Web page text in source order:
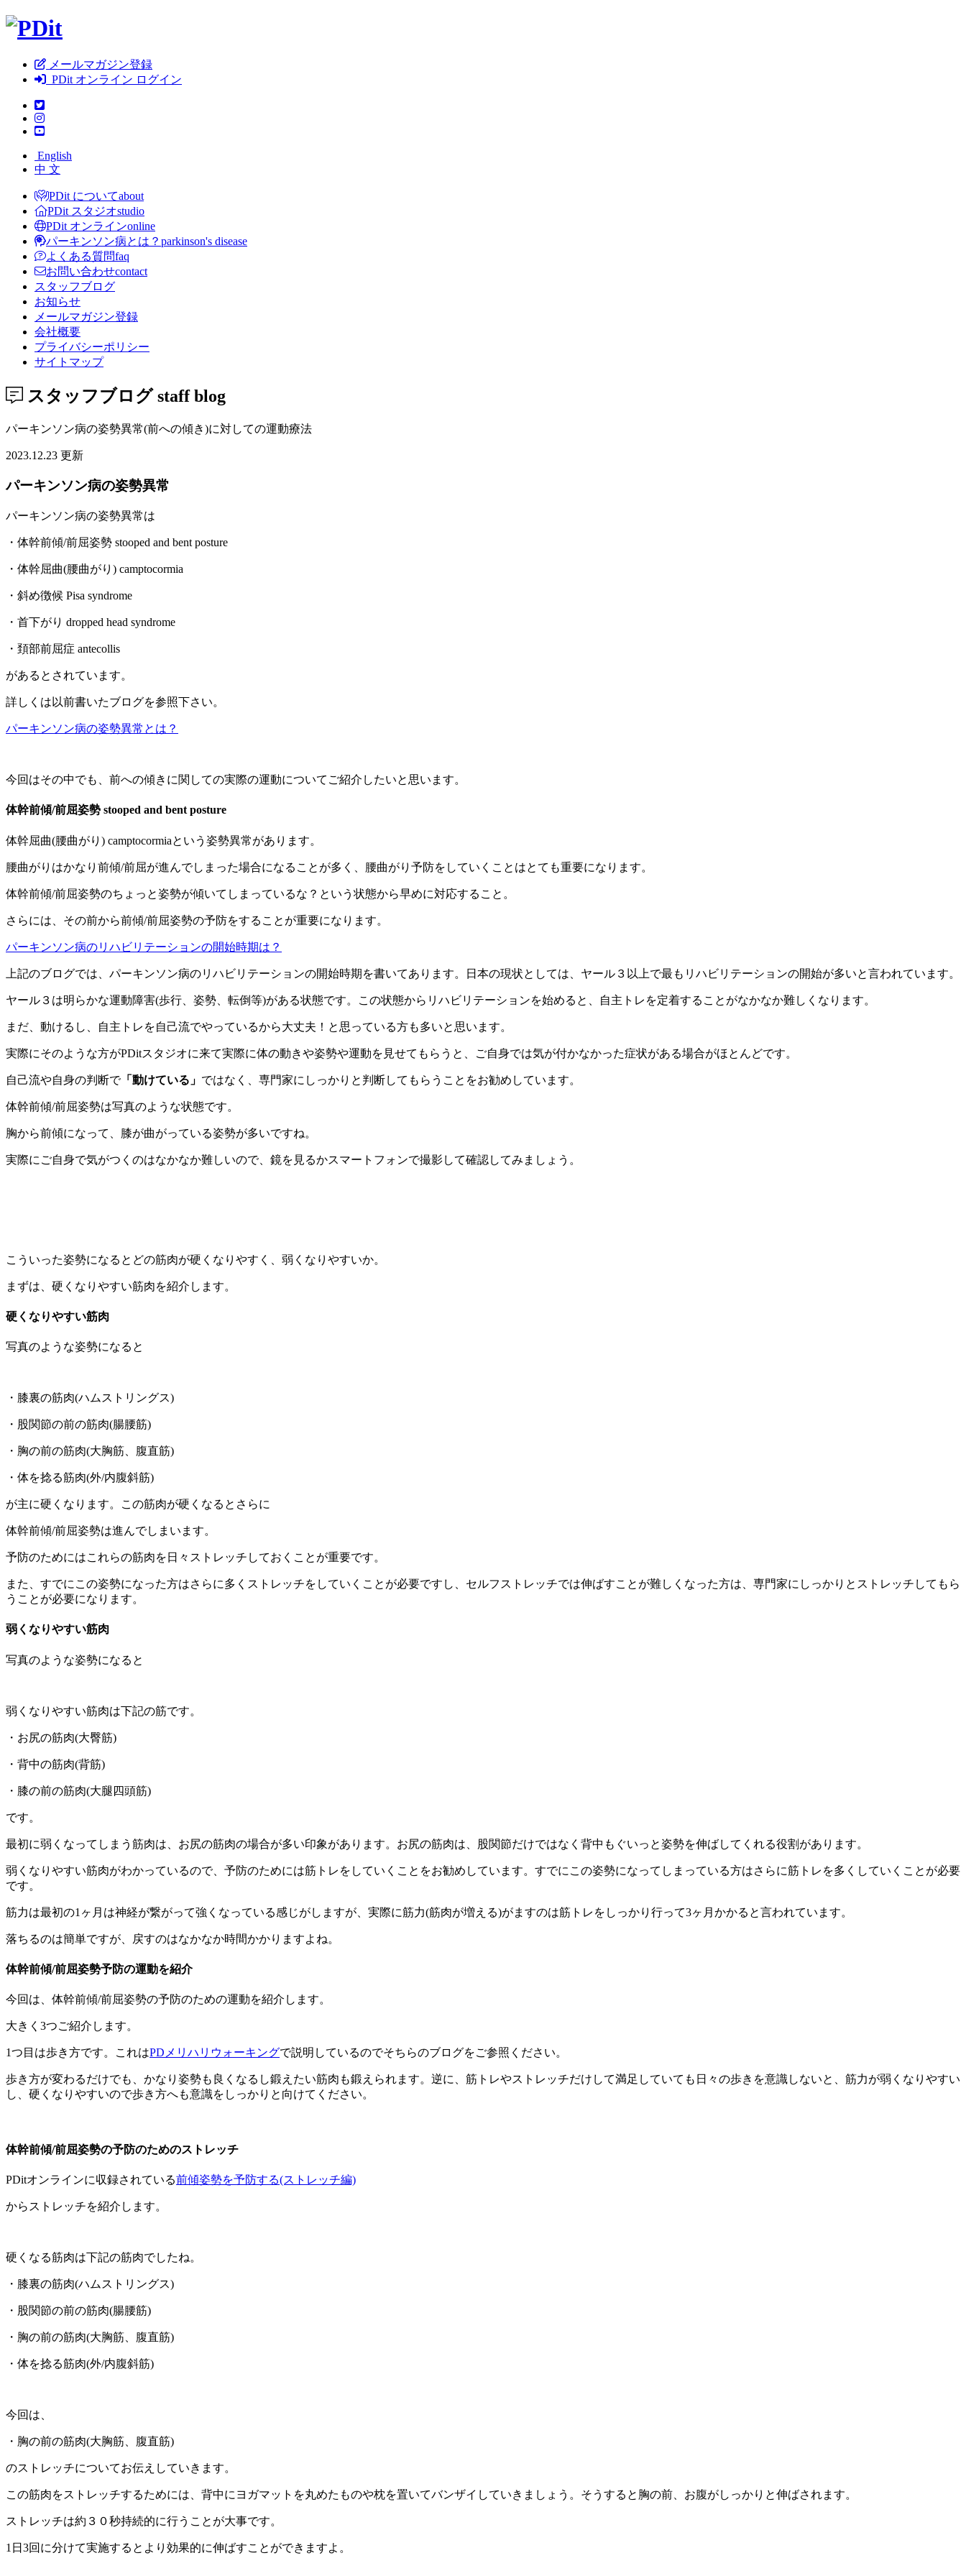
メールマガジン登録
PDit オンライン ログイン
English
中 文
PDit についてabout
PDit スタジオstudio
PDit オンラインonline
パーキンソン病とは？ parkinson's disease
よくある質問faq
お問い合わせcontact
スタッフブログ
お知らせ
メールマガジン登録
会社概要
プライバシーポリシー
サイトマップ
スタッフブログ staff blog
パーキンソン病の姿勢異常(前への傾き)に対しての運動療法
2023.12.23 更新
パーキンソン病の姿勢異常
パーキンソン病の姿勢異常は
・体幹前傾/前屈姿勢 stooped and bent posture
・体幹屈曲(腰曲がり) camptocormia
・斜め徴候 Pisa syndrome
・首下がり dropped head syndrome
・頚部前屈症 antecollis
があるとされています。
詳しくは以前書いたブログを参照下さい。
パーキンソン病の姿勢異常とは？
今回はその中でも、前への傾きに関しての実際の運動についてご紹介したいと思います。
体幹前傾/前屈姿勢 stooped and bent posture
体幹屈曲(腰曲がり) camptocormiaという姿勢異常があります。
腰曲がりはかなり前傾/前屈が進んでしまった場合になることが多く、腰曲がり予防をしていくことはとても重要になります。
体幹前傾/前屈姿勢のちょっと姿勢が傾いてしまっているな？という状態から早めに対応すること。
さらには、その前から前傾/前屈姿勢の予防をすることが重要になります。
パーキンソン病のリハビリテーションの開始時期は？
上記のブログでは、パーキンソン病のリハビリテーションの開始時期を書いてあります。日本の現状としては、ヤール３以上で最もリハビリテーションの開始が多いと言われています。
ヤール３は明らかな運動障害(歩行、姿勢、転倒等)がある状態です。この状態からリハビリテーションを始めると、自主トレを定着することがなかなか難しくなります。
まだ、動けるし、自主トレを自己流でやっているから大丈夫！と思っている方も多いと思います。
実際にそのような方がPDitスタジオに来て実際に体の動きや姿勢や運動を見せてもらうと、ご自身では気が付かなかった症状がある場合がほとんどです。
自己流や自身の判断で「動けている」 ではなく、専門家にしっかりと判断してもらうことをお勧めしています。
体幹前傾/前屈姿勢は写真のような状態です。
胸から前傾になって、膝が曲がっている姿勢が多いですね。
実際にご自身で気がつくのはなかなか難しいので、鏡を見るかスマートフォンで撮影して確認してみましょう。
こういった姿勢になるとどの筋肉が硬くなりやすく、弱くなりやすいか。
まずは、硬くなりやすい筋肉を紹介します。
硬くなりやすい筋肉
写真のような姿勢になると
・膝裏の筋肉(ハムストリングス)
・股関節の前の筋肉(腸腰筋)
・胸の前の筋肉(大胸筋、腹直筋)
・体を捻る筋肉(外/内腹斜筋)
が主に硬くなります。この筋肉が硬くなるとさらに
体幹前傾/前屈姿勢は進んでしまいます。
予防のためにはこれらの筋肉を日々ストレッチしておくことが重要です。
また、すでにこの姿勢になった方はさらに多くストレッチをしていくことが必要ですし、セルフストレッチでは伸ばすことが難しくなった方は、専門家にしっかりとストレッチしてもら
うことが必要になります。
弱くなりやすい筋肉
写真のような姿勢になると
弱くなりやすい筋肉は下記の筋です。
・お尻の筋肉(大臀筋)
・背中の筋肉(背筋)
・膝の前の筋肉(大腿四頭筋)
です。
最初に弱くなってしまう筋肉は、お尻の筋肉の場合が多い印象があります。お尻の筋肉は、股関節だけではなく背中もぐいっと姿勢を伸ばしてくれる役割があります。
弱くなりやすい筋肉がわかっているので、予防のためには筋トレをしていくことをお勧めしています。すでにこの姿勢になってしまっている方はさらに筋トレを多くしていくことが必要
です。
筋力は最初の1ヶ月は神経が繋がって強くなっている感じがしますが、実際に筋力(筋肉が増える)がますのは筋トレをしっかり行って3ヶ月かかると言われています。
落ちるのは簡単ですが、戻すのはなかなか時間かかりますよね。
体幹前傾/前屈姿勢予防の運動を紹介
今回は、体幹前傾/前屈姿勢の予防のための運動を紹介します。
大きく3つご紹介します。
1つ目は歩き方です。これはPDメリハリウォーキングで説明しているのでそちらのブログをご参照ください。
歩き方が変わるだけでも、かなり姿勢も良くなるし鍛えたい筋肉も鍛えられます。逆に、筋トレやストレッチだけして満足していても日々の歩きを意識しないと、筋力が弱くなりやすい
し、硬くなりやすいので歩き方へも意識をしっかりと向けてください。
体幹前傾/前屈姿勢の予防のためのストレッチ
PDitオンラインに収録されている前傾姿勢を予防する(ストレッチ編)
からストレッチを紹介します。
硬くなる筋肉は下記の筋肉でしたね。
・膝裏の筋肉(ハムストリングス)
・股関節の前の筋肉(腸腰筋)
・胸の前の筋肉(大胸筋、腹直筋)
・体を捻る筋肉(外/内腹斜筋)
今回は、
・胸の前の筋肉(大胸筋、腹直筋)
のストレッチについてお伝えしていきます。
この筋肉をストレッチするためには、背中にヨガマットを丸めたものや枕を置いてバンザイしていきましょう。そうすると胸の前、お腹がしっかりと伸ばされます。
ストレッチは約３０秒持続的に行うことが大事です。
1日3回に分けて実施するとより効果的に伸ばすことができますよ。